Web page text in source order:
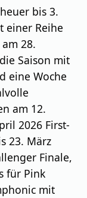
bis 3.
einer Reihe
28.
Saison mit
eine Woche
am 12.
2026 First-
23. März
Finale,
für Pink
mit